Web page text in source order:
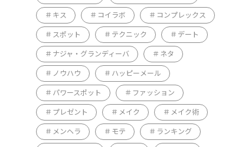
キス コイラボ コンプレックス
スポット テクニック デート
ナジャ・グランディーバ ネタ
ノウハウ ハッピーメール
パワースポット ファッション
プレゼント メイク メイク術
メンヘラ モテ ランキング